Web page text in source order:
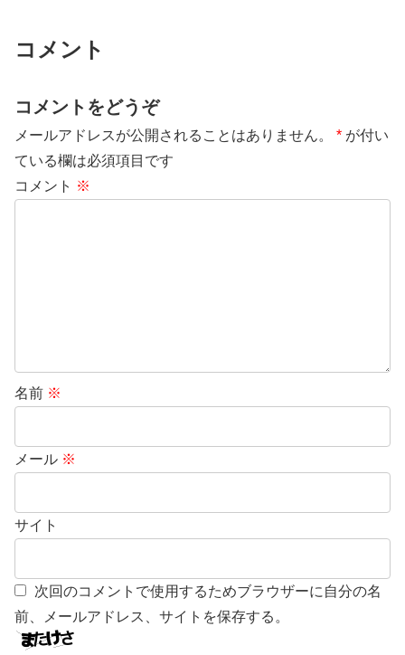
コメント
コメントをどうぞ
メールアドレスが公開されることはありません。 * が付い
ている欄は必須項目です
コメント ※
名前 ※
メール ※
サイト
次回のコメントで使用するためブラウザーに自分の名
前、メールアドレス、サイトを保存する。